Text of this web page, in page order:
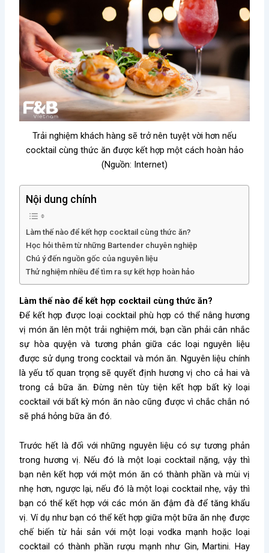
Trải nghiệm khách hàng sẽ trở nên tuyệt vời hơn nếu
cocktail cùng thức ăn được kết hợp một cách hoàn hảo
(Nguồn: Internet)
Nội dung chính
Làm thế nào để kết hợp cocktail cùng thức ăn?
Học hỏi thêm từ những Bartender chuyên nghiệp
Chú ý đến nguồn gốc của nguyên liệu
Thử nghiệm nhiều để tìm ra sự kết hợp hoàn hảo
Làm thế nào để kết hợp cocktail cùng thức ăn?
Để kết hợp được loại cocktail phù hợp có thể nâng hương
vị món ăn lên một trải nghiệm mới, bạn cần phải cân nhắc
sự hòa quyện và tương phản giữa các loại nguyên liệu
được sử dụng trong cocktail và món ăn. Nguyên liệu chính
là yếu tố quan trọng sẽ quyết định hương vị cho cả hai và
trong cả bữa ăn. Đừng nên tùy tiện kết hợp bất kỳ loại
cocktail với bất kỳ món ăn nào cũng được vì chắc chắn nó
sẽ phá hỏng bữa ăn đó.
Trước hết là đối với những nguyên liệu có sự tương phản
trong hương vị. Nếu đó là một loại cocktail nặng, vậy thì
bạn nên kết hợp với một món ăn có thành phần và mùi vị
nhẹ hơn, ngược lại, nếu đó là một loại cocktail nhẹ, vậy thì
bạn có thể kết hợp với các món ăn đậm đà để tăng khẩu
vị. Ví dụ như bạn có thể kết hợp giữa một bữa ăn nhẹ được
chế biến từ hải sản với một loại vodka mạnh hoặc loại
cocktail có thành phần rượu mạnh như Gin, Martini. Hay